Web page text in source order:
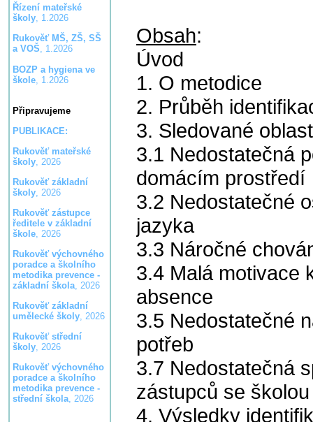
Řízení mateřské
školy, 1.2026
Rukověť MŠ, ZŠ, SŠ
a VOŠ, 1.2026
BOZP a hygiena ve
škole, 1.2026
Připravujeme
PUBLIKACE:
Rukověť mateřské
školy, 2026
Rukověť základní
školy, 2026
Rukověť zástupce
ředitele v základní
škole, 2026
Rukověť výchovného
poradce a školního
metodika prevence -
základní škola, 2026
Rukověť základní
umělecké školy, 2026
Rukověť střední
školy, 2026
Rukověť výchovného
poradce a školního
metodika prevence -
střední škola, 2026
Obsah:
Úvod
1. O metodice
2. Průběh
3. Sledované
3.1 Nedostatečná
domácím prostředí
3.2 Nedostatečné
jazyka
3.3 Náročné
3.4 Malá motivace
absence
3.5 Nedostatečné
potřeb
3.7 Nedostatečná
zástupců se
4. Výsledky